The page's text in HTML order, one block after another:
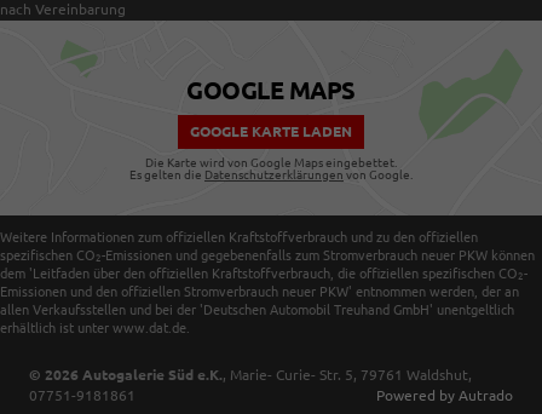
nach Vereinbarung
GOOGLE MAPS
GOOGLE KARTE LADEN
Die Karte wird von Google Maps eingebettet.
Es gelten die Datenschutzerklärungen von Google.
Weitere Informationen zum offiziellen Kraftstoffverbrauch und zu den offiziellen
spezifischen CO 2-Emissionen und gegebenenfalls zum Stromverbrauch neuer PKW können
dem 'Leitfaden über den offiziellen Kraftstoffverbrauch, die offiziellen spezifischen CO 2-
Emissionen und den offiziellen Stromverbrauch neuer PKW' entnommen werden, der an
allen Verkaufsstellen und bei der 'Deutschen Automobil Treuhand GmbH' unentgeltlich
erhältlich ist unter www.dat.de.
© 2026 Autogalerie Süd e.K., Marie- Curie- Str. 5, 79761 Waldshut,
07751-9181861
Powered by Autrado